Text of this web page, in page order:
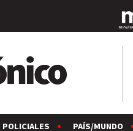
POLICIALES PAÍS/MUNDO